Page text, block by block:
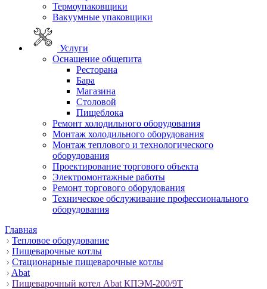
Термоупаковщики
Вакуумные упаковщики
Услуги
Оснащение общепита
Ресторана
Бара
Магазина
Столовой
Пищеблока
Ремонт холодильного оборудования
Монтаж холодильного оборудования
Монтаж теплового и технологического
оборудования
Проектирование торгового объекта
Электромонтажные работы
Ремонт торгового оборудования
Техническое обслуживание профессионального
оборудования
Главная
Тепловое оборудование
Пищеварочные котлы
Стационарные пищеварочные котлы
Abat
Пищеварочный котел Abat КПЭМ-200/9Т